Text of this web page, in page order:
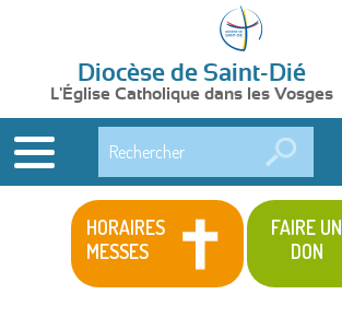
Diocèse de Saint-Dié
L'Église Catholique dans les Vosges
HORAIRES
MESSES
FAIRE UN
DON